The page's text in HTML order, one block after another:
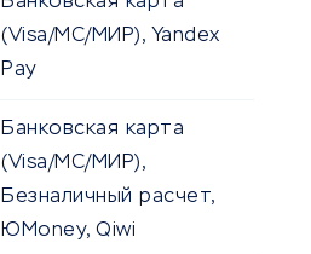
(Visa/MC/МИР), Yandex
Pay
Банковская карта
(Visa/MC/МИР),
Безналичный расчет,
ЮMoney, Qiwi